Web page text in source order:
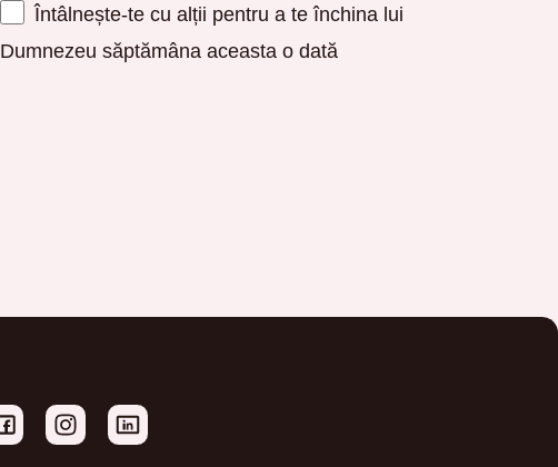
Întâlnește-te cu alții pentru a te închina lui
Dumnezeu săptămâna aceasta o dată